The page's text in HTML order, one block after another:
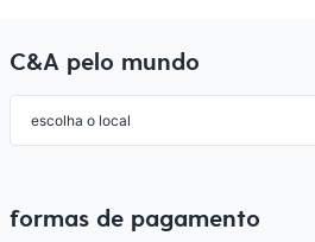
C&A pelo mundo
formas de pagamento